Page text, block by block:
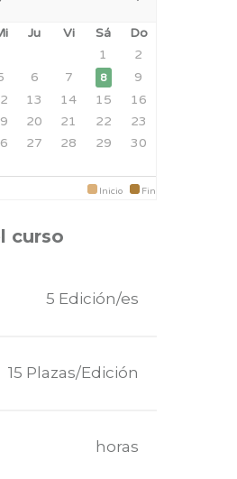
Ju Vi Sá
Do
1
2
6 7 8
9
13 14 15
16
20 21 22
23
27 28 29
30
Inicio Fin
curso
5 Edición/es
15 Plazas/Edición
horas